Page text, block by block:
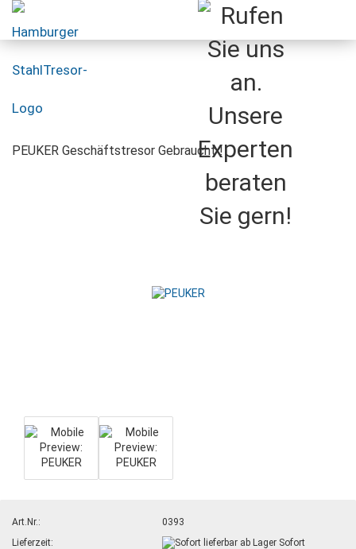
PEUKER Geschäftstresor Gebraucht !
Art.Nr.:
0393
Lieferzeit:
Sofort